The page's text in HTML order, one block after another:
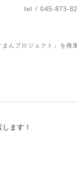
tel / 045-873-
んプロジェクト」を推進
ます！